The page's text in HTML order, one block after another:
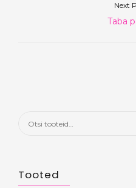
Next
Next
Taba
Otsi:
Tooted